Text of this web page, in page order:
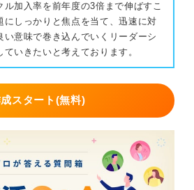
ル加入率を前年度の3倍まで伸ばすこ
にしっかりと焦点を当て、迅速に対
い意味で巻き込んでいくリーダーシ
いきたいと考えております。
スタート(無料)